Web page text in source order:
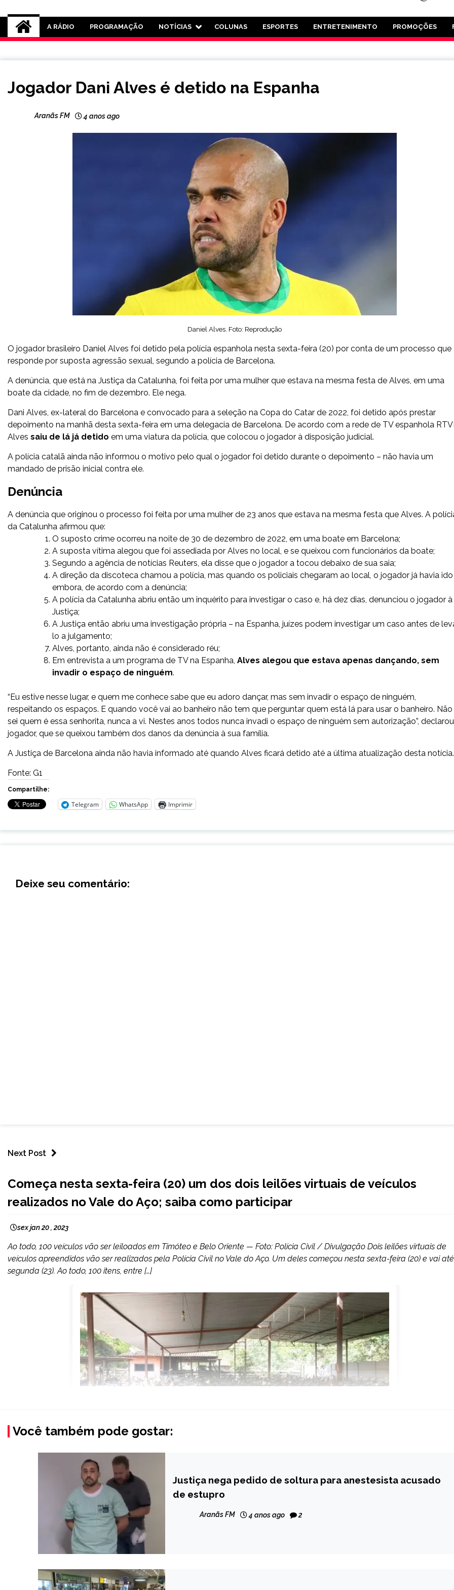
Rádio Aranãs 105.3
A RÁDIO PROGRAMAÇÃO NOTÍCIAS COLUNAS ESPORTES ENTRETENIMENTO PROMOÇÕES
NOTÍCIAS
Jogador Dani Alves é detido na Espanha
Aranãs FM 4 anos ago
Daniel Alves. Foto: Reprodução
O jogador brasileiro Daniel Alves foi detido pela polícia espanhola nesta sexta-feira (20) por conta de um processo que
responde por suposta agressão sexual, segundo a polícia de Barcelona.
A denúncia, que está na Justiça da Catalunha, foi feita por uma mulher que estava na mesma festa de Alves, em uma
boate da cidade, no fim de dezembro. Ele nega.
Dani Alves, ex-lateral do Barcelona e convocado para a seleção na Copa do Catar de 2022, foi detido após prestar
depoimento na manhã desta sexta-feira em uma delegacia de Barcelona. De acordo com a rede de TV espanhola
Alves saiu de lá já detido em uma viatura da polícia, que colocou o jogador à disposição judicial.
A polícia catalã ainda não informou o motivo pelo qual o jogador foi detido durante o depoimento – não havia um
mandado de prisão inicial contra ele.
Denúncia
A denúncia que originou o processo foi feita por uma mulher de 23 anos que estava na mesma festa que Alves. A
da Catalunha afirmou que:
O suposto crime ocorreu na noite de 30 de dezembro de 2022, em uma boate em Barcelona;
A suposta vítima alegou que foi assediada por Alves no local, e se queixou com funcionários da boate;
Segundo a agência de notícias Reuters, ela disse que o jogador a tocou debaixo de sua saia;
A direção da discoteca chamou a polícia, mas quando os policiais chegaram ao local, o jogador já havia ido
embora, de acordo com a denúncia;
A polícia da Catalunha abriu então um inquérito para investigar o caso e, há dez dias, denunciou o jogador à
Justiça;
A Justiça então abriu uma investigação própria – na Espanha, juízes podem investigar um caso antes de
lo a julgamento;
Alves, portanto, ainda não é considerado réu;
Em entrevista a um programa de TV na Espanha, Alves alegou que estava apenas dançando, sem
invadir o espaço de ninguém.
“Eu estive nesse lugar, e quem me conhece sabe que eu adoro dançar, mas sem invadir o espaço de ninguém,
respeitando os espaços. E quando você vai ao banheiro não tem que perguntar quem está lá para usar o banheiro. Não
sei quem é essa senhorita, nunca a vi. Nestes anos todos nunca invadi o espaço de ninguém sem autorização”,
jogador, que se queixou também dos danos da denúncia à sua família.
A Justiça de Barcelona ainda não havia informado até quando Alves ficará detido até a última atualização desta notícia.
Fonte: G1
Compartilhe:
Telegram WhatsApp Imprimir
Deixe seu comentário:
Next Post
MINAS
GERAIS
Começa nesta sexta-feira (20) um dos dois leilões virtuais de veículos
realizados no Vale do Aço; saiba como participar
sex jan 20 , 2023
Ao todo, 100 veículos vão ser leiloados em Timóteo e Belo Oriente — Foto: Polícia Civil / Divulgação Dois leilões virtuais de
veículos apreendidos vão ser realizados pela Polícia Civil no Vale do Aço. Um deles começou nesta sexta-feira (20) e vai até
segunda (23). Ao todo, 100 itens, entre […]
Você também pode gostar:
BRASIL
NOTÍCIAS
Justiça nega pedido de soltura para anestesista acusado
de estupro
Aranãs FM 4 anos ago 2